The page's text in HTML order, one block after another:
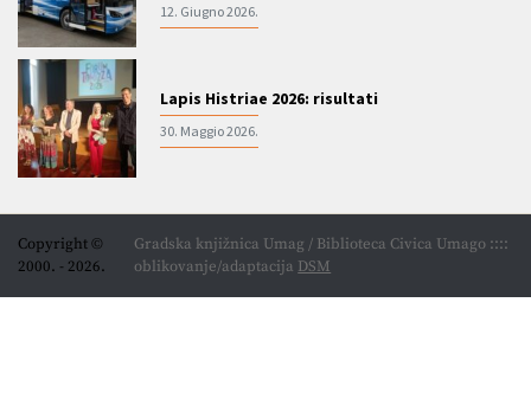
12. Giugno 2026.
Lapis Histriae 2026: risultati
30. Maggio 2026.
Copyright ©
2000. - 2026.
Gradska knjižnica Umag / Biblioteca Civica Umago ::::
oblikovanje/adaptacija DSM